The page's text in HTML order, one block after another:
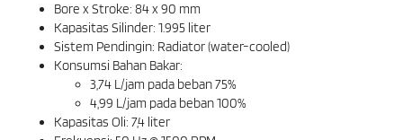
Bore x Stroke: 84 x 90 mm
Kapasitas Silinder: 1.995 liter
Sistem Pendingin: Radiator (water-cooled)
Konsumsi Bahan Bakar:
3,74 L/jam pada beban 75%
4,99 L/jam pada beban 100%
Kapasitas Oli: 7,4 liter